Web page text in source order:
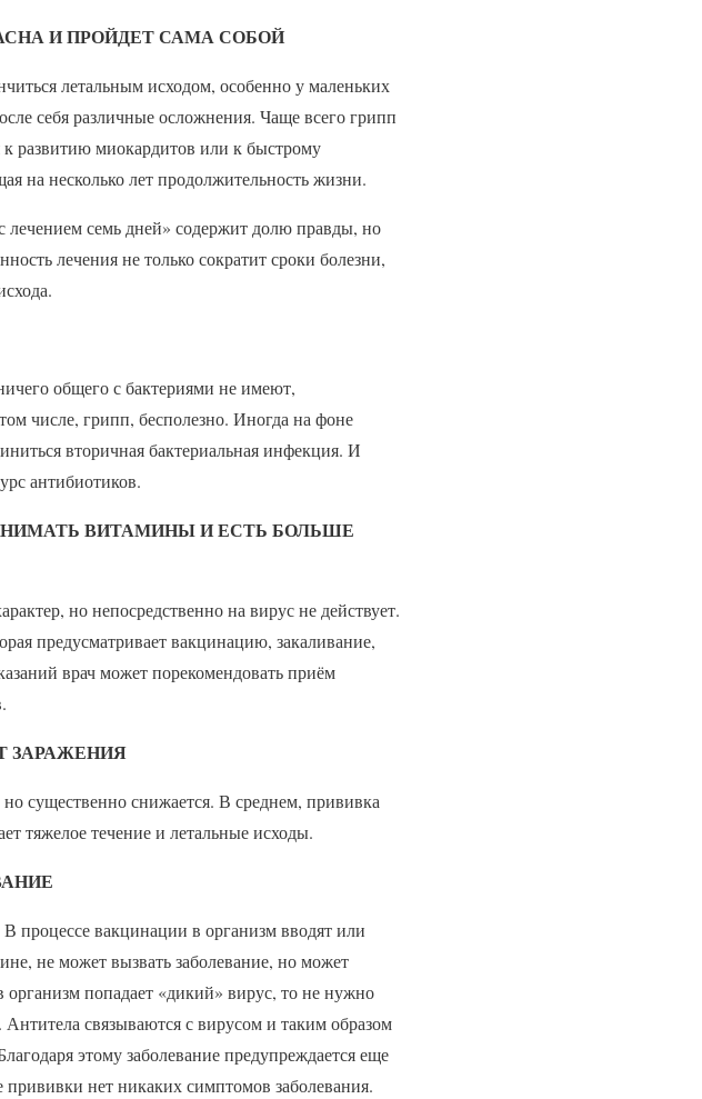
И ПРОЙДЕТ САМА СОБОЙ
летальным исходом, особенно у маленьких
себя различные осложнения. Чаще всего грипп
к развитию миокардитов или к быстрому
на несколько лет продолжительность жизни.
лечением семь дней» содержит долю правды, но
лечения не только сократит сроки болезни,
общего с бактериями не имеют,
числе, грипп, бесполезно. Иногда на фоне
вторичная бактериальная инфекция. И
антибиотиков.
ВИТАМИНЫ И ЕСТЬ БОЛЬШЕ
но непосредственно на вирус не действует.
предусматривает вакцинацию, закаливание,
врач может порекомендовать приём
ЗАРАЖЕНИЯ
существенно снижается. В среднем, прививка
тяжелое течение и летальные исходы.
процессе вакцинации в организм вводят или
не может вызвать заболевание, но может
организм попадает «дикий» вирус, то не нужно
связываются с вирусом и таким образом
этому заболевание предупреждается еще
нет никаких симптомов заболевания.